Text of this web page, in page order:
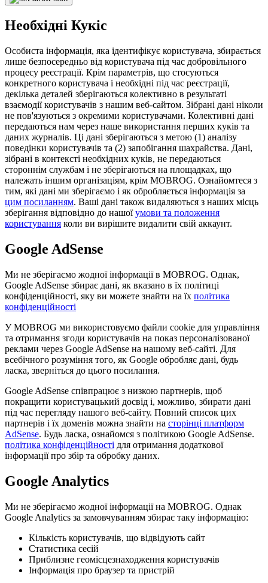
Необхідні Кукіс
Особиста інформація, яка ідентифікує користувача, збирається
лише безпосередньо від користувача під час добровільного
процесу реєстрації. Крім параметрів, що стосуються
конкретного користувача і необхідні під час реєстрації,
декілька деталей зберігаються колективно в результаті
взаємодії користувачів з нашим веб-сайтом. Зібрані дані ніколи
не пов'язуються з окремими користувачами. Колективні дані
передаються нам через наше використання перших куків та
даних журналів. Ці дані зберігаються з метою (1) аналізу
поведінки користувачів та (2) запобігання шахрайства. Дані,
зібрані в контексті необхідних куків, не передаються
стороннім службам і не зберігаються на площадках, що
належать іншим організаціям, крім MOBROG. Ознайомтеся з
тим, які дані ми зберігаємо і як обробляється інформація за
цим посиланням. Ваші дані також видаляються з наших місць
зберігання відповідно до нашоїумови та положення
користування коли ви вирішите видалити свій аккаунт.
Google AdSense
Ми не зберігаємо жодної інформації в MOBROG. Однак,
Google AdSense збирає дані, як вказано в їх політиці
конфіденційності, яку ви можете знайти на їх політика
конфіденційності
У MOBROG ми використовуємо файли cookie для управління
та отримання згоди користувачів на показ персоналізованої
реклами через Google AdSense на нашому веб-сайті. Для
всебічного розуміння того, як Google обробляє дані, будь
ласка, зверніться до цього посилання.
Google AdSense співпрацює з низкою партнерів, щоб
покращити користувацький досвід і, можливо, збирати дані
під час перегляду нашого веб-сайту. Повний список цих
партнерів і їх доменів можна знайти на сторінці платформ
AdSense. Будь ласка, ознайомся з політикою Google AdSense.
політика конфіденційності для отримання додаткової
інформації про збір та обробку даних.
Google Analytics
Ми не зберігаємо жодної інформації на MOBROG. Однак
Google Analytics за замовчуванням збирає таку інформацію:
Кількість користувачів, що відвідують сайт
Статистика сесій
Приблизне геомісцезнаходження користувачів
Інформація про браузер та пристрій